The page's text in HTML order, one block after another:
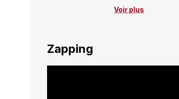
Voir plus
Zapping